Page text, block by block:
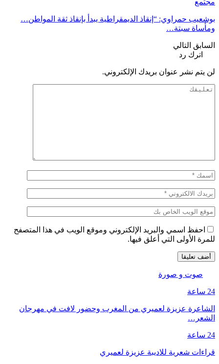
بوشعيب حمراوي: “إنقاذ الديمقراطية يبدأ بإنقاذ ثقة المواطن…
ومأساة سبتة…
السابق التالي
اترك رد
لن يتم نشر عنوان بريدك الإلكتروني.
احفظ اسمي والبريد الإلكتروني وموقع الويب في هذا المتصفح
للمرة الأولى التي أعلق فيها.
صوت و صورة
24 ساعة
الشاعرة عزيزة لعميري من المغرب وحضور لافت في مهرجان
الشعر…
24 ساعة
قراءات شعرية للاديبة عزيزة لعميري